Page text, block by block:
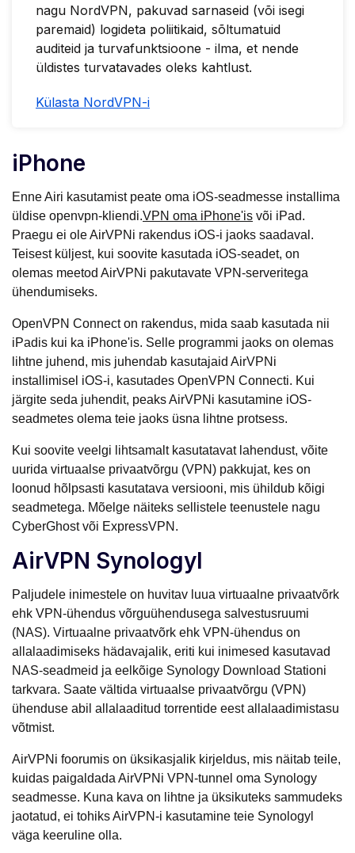
nagu NordVPN, pakuvad sarnaseid (või isegi
paremaid) logideta poliitikaid, sõltumatuid
auditeid ja turvafunktsioone - ilma, et nende
üldistes turvatavades oleks kahtlust.
Külasta NordVPN-i
iPhone
Enne Airi kasutamist peate oma iOS-seadmesse installima
üldise openvpn-kliendi.VPN oma iPhone'is või iPad.
Praegu ei ole AirVPNi rakendus iOS-i jaoks saadaval.
Teisest küljest, kui soovite kasutada iOS-seadet, on
olemas meetod AirVPNi pakutavate VPN-serveritega
ühendumiseks.
OpenVPN Connect on rakendus, mida saab kasutada nii
iPadis kui ka iPhone'is. Selle programmi jaoks on olemas
lihtne juhend, mis juhendab kasutajaid AirVPNi
installimisel iOS-i, kasutades OpenVPN Connecti. Kui
järgite seda juhendit, peaks AirVPNi kasutamine iOS-
seadmetes olema teie jaoks üsna lihtne protsess.
Kui soovite veelgi lihtsamalt kasutatavat lahendust, võite
uurida virtuaalse privaatvõrgu (VPN) pakkujat, kes on
loonud hõlpsasti kasutatava versiooni, mis ühildub kõigi
seadmetega. Mõelge näiteks sellistele teenustele nagu
CyberGhost või ExpressVPN.
AirVPN Synologyl
Paljudele inimestele on huvitav luua virtuaalne privaatvõrk
ehk VPN-ühendus võrguühendusega salvestusruumi
(NAS). Virtuaalne privaatvõrk ehk VPN-ühendus on
allalaadimiseks hädavajalik, eriti kui inimesed kasutavad
NAS-seadmeid ja eelkõige Synology Download Stationi
tarkvara. Saate vältida virtuaalse privaatvõrgu (VPN)
ühenduse abil allalaaditud torrentide eest allalaadimistasu
võtmist.
AirVPNi foorumis on üksikasjalik kirjeldus, mis näitab teile,
kuidas paigaldada AirVPNi VPN-tunnel oma Synology
seadmesse. Kuna kava on lihtne ja üksikuteks sammudeks
jaotatud, ei tohiks AirVPN-i kasutamine teie Synologyl
väga keeruline olla.